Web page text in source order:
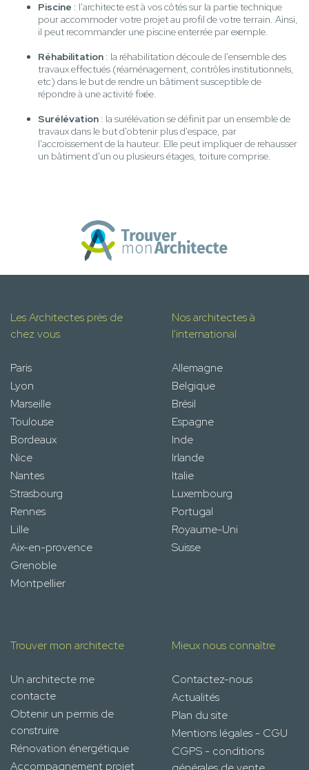
Piscine : l'architecte est à vos côtés sur la partie technique
pour accommoder votre projet au profil de votre terrain. Ainsi,
il peut recommander une piscine enterrée par exemple.
Réhabilitation : la réhabilitation découle de l'ensemble des
travaux effectués (réaménagement, contrôles institutionnels,
etc) dans le but de rendre un bâtiment susceptible de
répondre à une activité fixée.
Surélévation : la surélévation se définit par un ensemble de
travaux dans le but d'obtenir plus d'espace, par
l'accroissement de la hauteur. Elle peut impliquer de rehausser
un bâtiment d'un ou plusieurs étages, toiture comprise.
Les Architectes près de
chez vous
Paris
Lyon
Marseille
Toulouse
Bordeaux
Nice
Nantes
Strasbourg
Rennes
Lille
Aix-en-provence
Grenoble
Montpellier
Nos architectes à
l'international
Allemagne
Belgique
Brésil
Espagne
Inde
Irlande
Italie
Luxembourg
Portugal
Royaume-Uni
Suisse
Trouver mon architecte
Un architecte me
contacte
Obtenir un permis de
construire
Rénovation énergétique
Accompagnement projet
Mieux nous connaître
Contactez-nous
Actualités
Plan du site
Mentions légales - CGU
CGPS - conditions